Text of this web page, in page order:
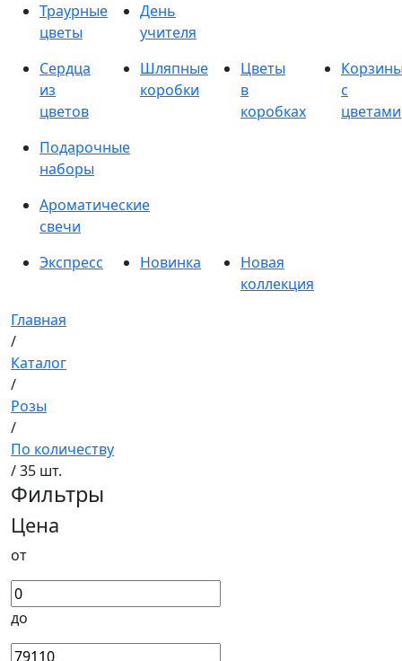
Траурные
цветы
День
учителя
Сердца
из
цветов
Шляпные
коробки
Цветы
в
коробках
с
цветами
Подарочные
наборы
Ароматические
свечи
Экспресс
Новинка
Новая
коллекция
Главная
/
Каталог
/
Розы
/
По количеству
/ 35 шт.
Фильтры
Цена
от
до